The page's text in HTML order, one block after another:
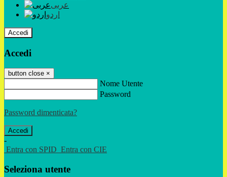
عربى
اردو
Accedi
Accedi
button close ×
Nome Utente
Password
Password dimenticata?
-
Entra con SPID Entra con CIE
Seleziona utente